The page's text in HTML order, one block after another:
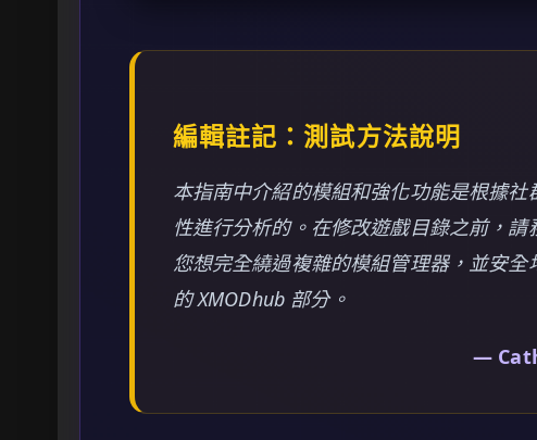
編輯註記：測試方法說明
本指南中介紹的模組和強化功能是根據
性進行分析的。在修改遊戲目錄之前，
您想完全繞過複雜的模組管理器，並安
的 XMODhub 部分。
—